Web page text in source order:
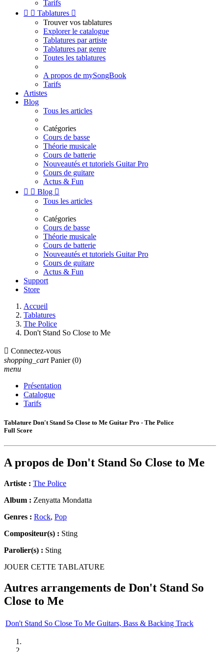
Tarifs
  Tablatures 
Trouver vos tablatures
Explorer le catalogue
Tablatures par artiste
Tablatures par genre
Toutes les tablatures
A propos de mySongBook
Tarifs
Artistes
Blog
Tous les articles
Catégories
Cours de basse
Théorie musicale
Cours de batterie
Nouveautés et tutoriels Guitar Pro
Cours de guitare
Actus & Fun
  Blog 
Tous les articles
Catégories
Cours de basse
Théorie musicale
Cours de batterie
Nouveautés et tutoriels Guitar Pro
Cours de guitare
Actus & Fun
Support
Store
Accueil
Tablatures
The Police
Don't Stand So Close to Me
 Connectez-vous
shopping_cart Panier (0)
menu
Présentation
Catalogue
Tarifs
Tablature Don't Stand So Close to Me Guitar Pro - The Police
Full Score
A propos de Don't Stand So Close to Me
Artiste : The Police
Album : Zenyatta Mondatta
Genres : Rock, Pop
Compositeur(s) : Sting
Parolier(s) : Sting
JOUER CETTE TABLATURE
Autres arrangements de Don't Stand So
Close to Me
Don't Stand So Close To Me Guitars, Bass & Backing Track